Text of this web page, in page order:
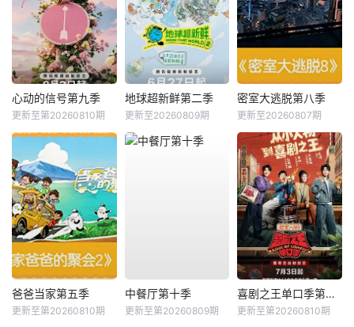
心动的信号第九季
更新至第20260810期
地球超新鲜第二季
更新至20260809期
密室大逃脱第八季
更新至20260807期
爸爸当家第五季
更新至第20260810期
中餐厅第十季
更新至第20260809期
喜剧之王单口季第三季
更新至第20260810期